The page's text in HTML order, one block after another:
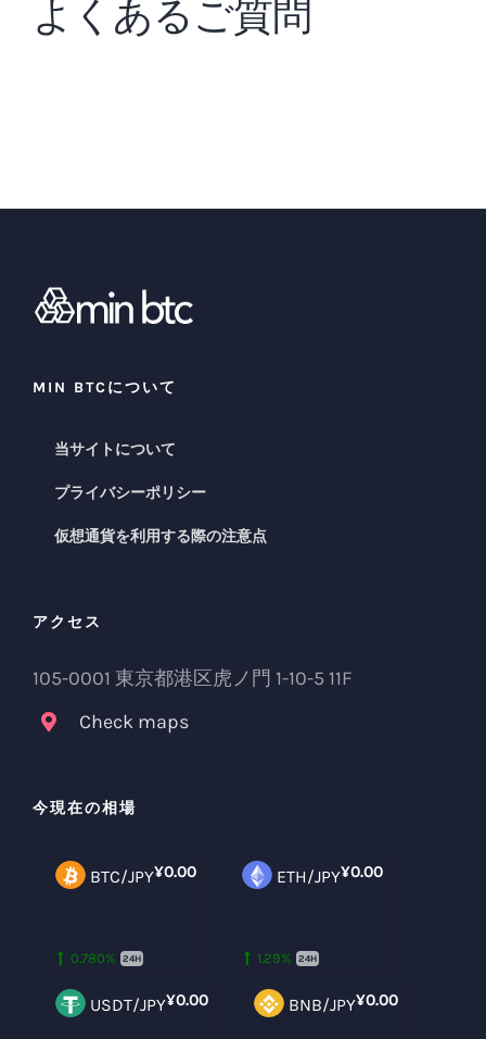
よくあるご質問
MIN BTCについて
当サイトについて
プライバシーポリシー
仮想通貨を利用する際の注意点
アクセス
105-0001 東京都港区虎ノ門 1-10-5 11F
Check maps
今現在の相場
BTC/JPY¥0.00
0.780% 24H
ETH/JPY¥0.00
1.29% 24H
USDT/JPY¥0.00 BNB/JPY¥0.00